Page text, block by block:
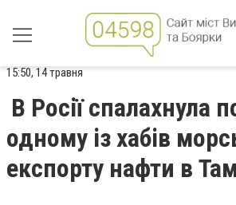
15:50, 14 травня
В Росії спалахнула
одному із хабів
експорту нафти в